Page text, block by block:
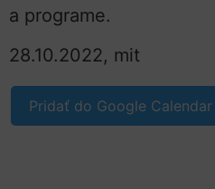
a programe.
28.10.2022, mit
Pridať do Google Calendar